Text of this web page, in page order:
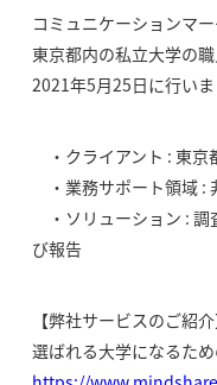
コミュニケーションマ
東京都内の私立大学の
2021年5月25日に行いま
・クライアント : 東京
・業務サポート領域 :
・ソリューション : 調
び報告
【弊社サービスのご紹介
選ばれる大学になるた